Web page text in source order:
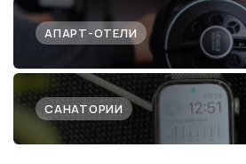
АПАРТ-ОТЕЛИ
САНАТОРИИ